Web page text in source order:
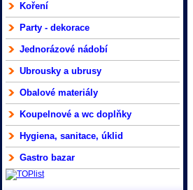
Koření
Party - dekorace
Jednorázové nádobí
Ubrousky a ubrusy
Obalové materiály
Koupelnové a wc doplňky
Hygiena, sanitace, úklid
Gastro bazar